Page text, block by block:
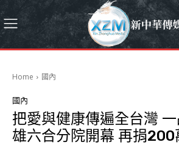
Home 國內
國內
把愛與健康傳遍全台灣
雄六合分院開幕 再捐200